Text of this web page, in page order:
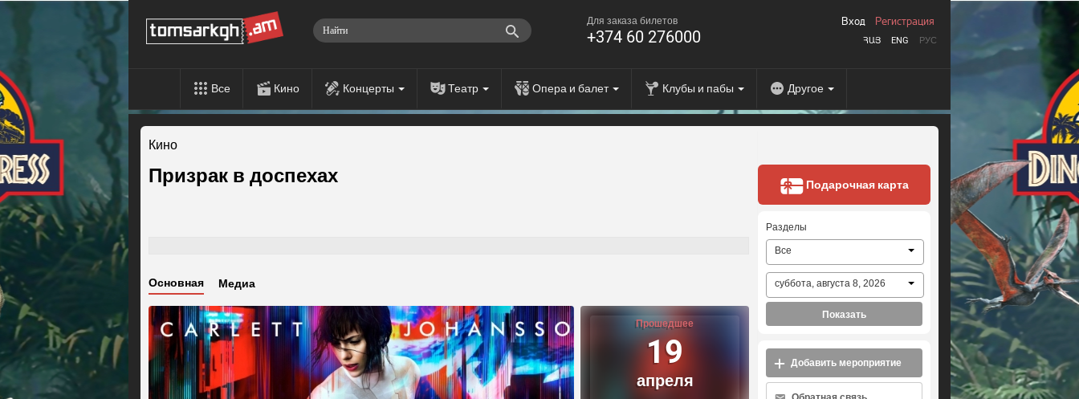
Для заказа билетов
+374 60 276000 ՀԱՅ ENG РУС
Вход Регистрация
Все Кино Концерты Театр Опера и балет Клубы и пабы Другое
Кино
Призрак в доспехах
Основная Медиа
Прошедшее
19
апреля
Подарочная карта
Разделы
Все
суббота, августа 8, 2026
Показать
Добавить мероприятие